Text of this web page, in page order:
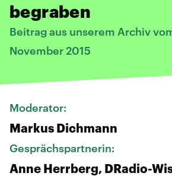
begraben
Beitrag aus unserem Archiv
November 2015
Moderator:
Markus Dichmann
Gesprächspartnerin:
Anne Herrberg, DRadio-